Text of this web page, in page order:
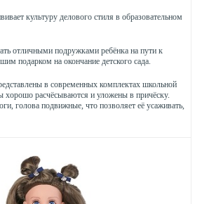
культуру делового стиля в образовательном
отличными подружками ребёнка на пути к
подарком на окончание детского сада.
в современных комплектах школьной
расчёсываются и уложены в причёску.
голова подвижные, что позволяет её усаживать,